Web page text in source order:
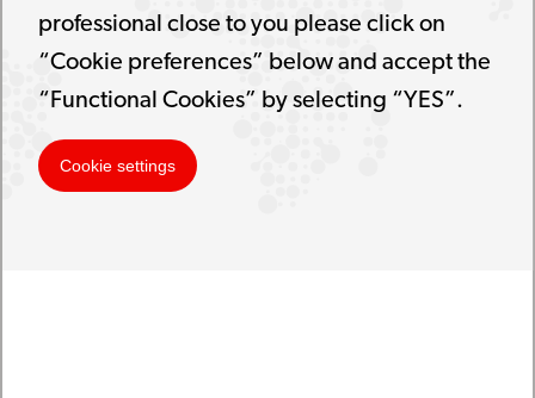
professional close to you please click on
“Cookie preferences” below and accept the
“Functional Cookies” by selecting “YES”.
Cookie settings